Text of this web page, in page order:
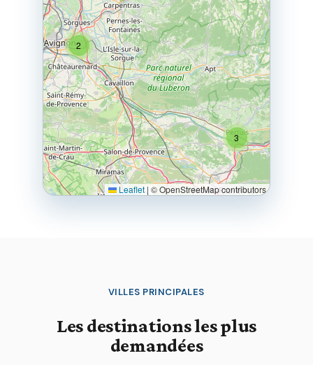
3
2
Leaflet | © OpenStreetMap contributors
VILLES PRINCIPALES
Les destinations les plus
demandées